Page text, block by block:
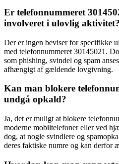
Er telefonnummeret
involveret i ulovlig aktivitet?
Der er ingen beviser for specifikke
med telefonnummeret 30145021.
som phishing, svindel og spam
afhængigt af gældende lovgivning.
Kan man blokere
undgå opkald?
Ja, det er muligt at blokere
moderne mobiltelefoner eller ved
dog, at nogle svindlere og
deres faktiske numre og kan derfor